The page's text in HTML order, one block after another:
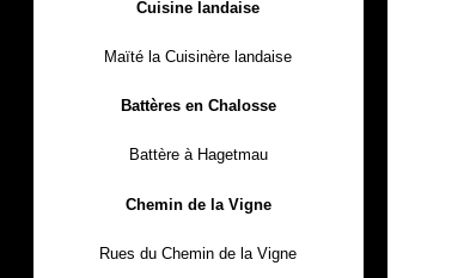
Cuisine landaise
Maïté la Cuisinère landaise
Battères en Chalosse
Battère à Hagetmau
Chemin de la Vigne
Rues du Chemin de la Vigne